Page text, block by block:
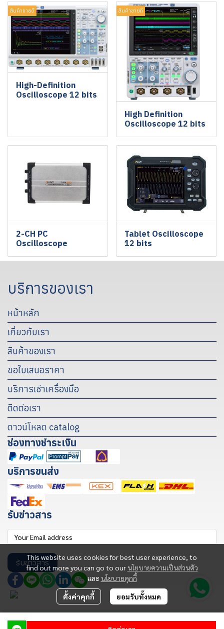
สินค้าขายดี
High-Definition
Oscilloscope 12 bits
สินค้าขายดี
High Definition
Oscilloscope 12 bits
2-CH PC
Oscilloscope
Tablet Oscilloscope
12 bits
This website uses cookies for best user experience, to
find out more you can go to our นโยบายความเป็นส่วนตัว
และ นโยบายคุกกี้
ตั้งค่าคุกกี้ ยอมรับทั้งหมด
บริการของเรา
หน้าหลัก
เกี่ยวกับเรา
สินค้าของเรา
ขอใบเสนอราคา
บริการเช่าเครื่องมือ
ติดต่อเรา
ดาวน์โหลด catalog
ช่องทางชำระเงิน
บริการขนส่ง
รับข่าวสาร
รับข่าวสาร
Copyright© 2025 | Santratek Solution Co., Ltd. All rights reserved